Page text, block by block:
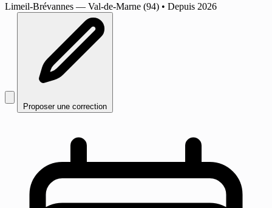
Limeil-Brévannes — Val-de-Marne (94) • Depuis 2026
Proposer une correction